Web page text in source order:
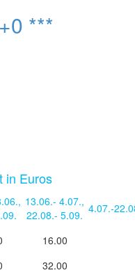
***
in Euros
, 13.06.- 4.07.,
22.08.- 5.09. 4.07.-
16.00
32.00